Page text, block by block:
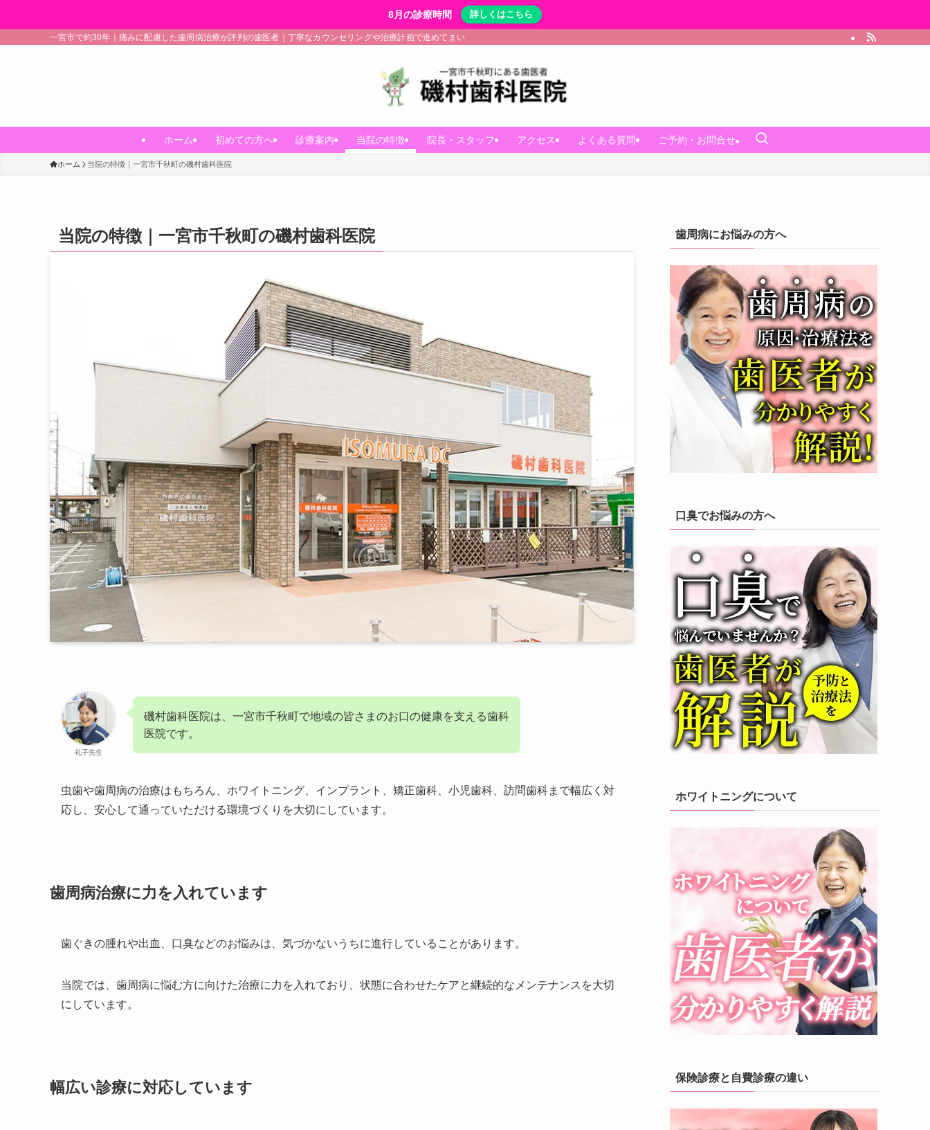
8月の診療時間 詳しくはこちら
一宮市で約30年｜痛みに配慮した歯周病治療が評判の歯医者｜丁寧なカウンセリングや治療計画で進めてまいります。
ホーム 初めての方へ 診療案内 当院の特徴 院長・スタッフ アクセス よくある質問 ご予約・お問合せ
ホーム 当院の特徴｜一宮市千秋町の磯村歯科医院
当院の特徴｜一宮市千秋町の磯村歯科医院
礼子先生
磯村歯科医院は、一宮市千秋町で地域の皆さまのお口の健康を支える歯科
医院です。
虫歯や歯周病の治療はもちろん、ホワイトニング、インプラント、矯正歯科、小児歯科、訪問歯科まで幅広く対
応し、安心して通っていただける環境づくりを大切にしています。
歯周病治療に力を入れています
歯ぐきの腫れや出血、口臭などのお悩みは、気づかないうちに進行していることがあります。
当院では、歯周病に悩む方に向けた治療に力を入れており、状態に合わせたケアと継続的なメンテナンスを大切
にしています。
幅広い診療に対応しています
歯周病にお悩みの方へ
口臭でお悩みの方へ
ホワイトニングについて
保険診療と自費診療の違い